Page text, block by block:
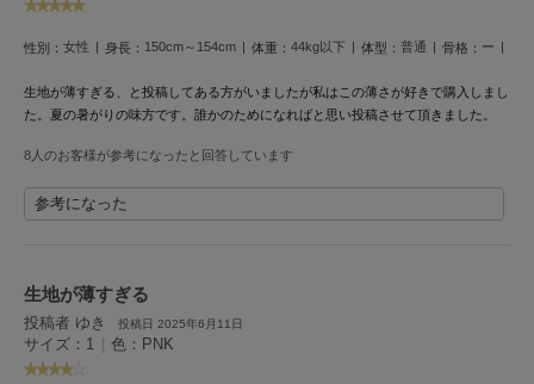
KEEN
LAATO
le
LeSportsac
レスポートサック
性別： 女性 身長： 150cm～154cm 体重： 44kg以下 体型： 普通 骨格： ー
生地が薄すぎる、と投稿してある方がいましたが私はこの薄さが好きで購入しまし
た。夏の暑がりの味方です。誰かのためになればと思い投稿させて頂きました。
8人のお客様が参考になったと回答しています
参考になった
生地が薄すぎる
投稿者 ゆき 投稿日 2025年6月11日
サイズ：1 色：PNK